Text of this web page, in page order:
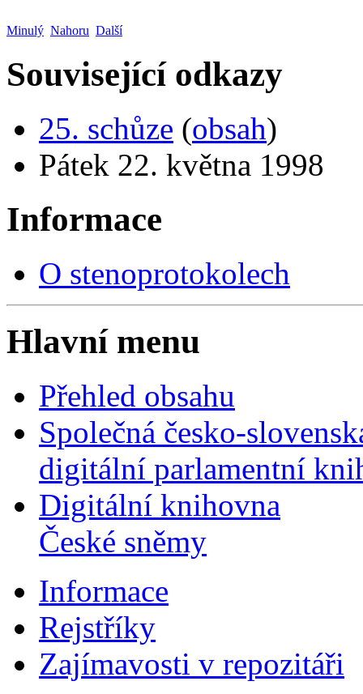
Minulý Nahoru Další
Související odkazy
25. schůze (obsah)
Pátek 22. května 1998
Informace
O stenoprotokolech
Hlavní menu
Přehled obsahu
Společná česko-
digitální parlamentní
Digitální knihovna
České sněmy
Informace
Rejstříky
Zajímavosti v repozitáři